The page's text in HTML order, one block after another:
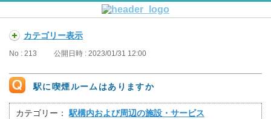
カテゴリー表示
No : 213 公開日時 : 2023/01/31 12:00
駅に喫煙ルームはありますか
カテゴリー： 駅構内および周辺の施設・サービス